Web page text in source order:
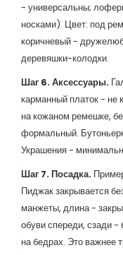
- универсальны;
носками). Цвет: под
коричневый -
деревяшки-колодки.
Шаг 6. Аксессуары.
карманный платок - не
на кожаном ремешке,
формальный.
Украшения -
Шаг 7. Посадка.
Пиджак закрывается
манжеты, длина -
обуви спереди, сзади -
на бедрах. Это важнее